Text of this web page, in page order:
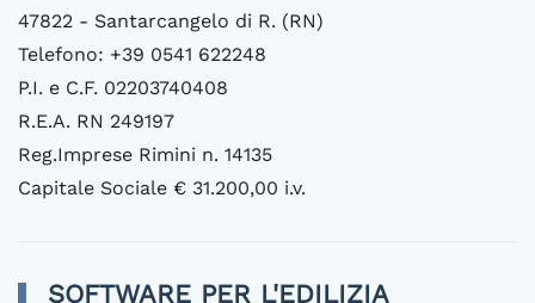
47822 - Santarcangelo di R. (RN)
Telefono: +39 0541 622248
P.I. e C.F. 02203740408
R.E.A. RN 249197
Reg.Imprese Rimini n. 14135
Capitale Sociale € 31.200,00 i.v.
SOFTWARE PER L'EDILIZIA